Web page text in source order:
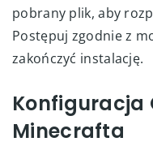
pobrany plik, aby
Postępuj zgodnie z
zakończyć instalację.
Konfiguracja
Minecrafta